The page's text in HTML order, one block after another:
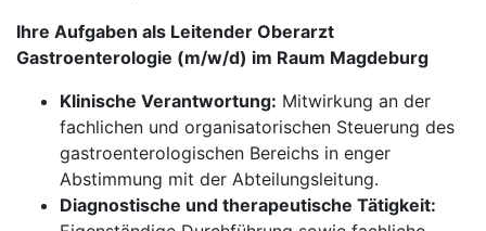
Ihre Aufgaben als Leitender Oberarzt
Gastroenterologie (m/w/d) im Raum Magdeburg
Klinische Verantwortung: Mitwirkung an der
fachlichen und organisatorischen Steuerung des
gastroenterologischen Bereichs in enger
Abstimmung mit der Abteilungsleitung.
​​​​​​​Diagnostische und therapeutische Tätigkeit: